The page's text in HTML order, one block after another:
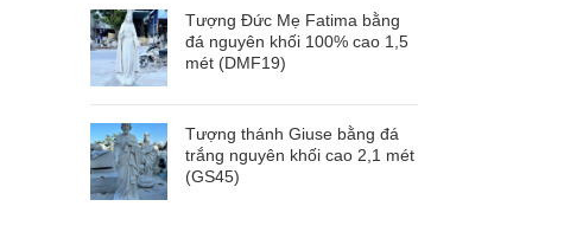
Tượng Đức Mẹ Fatima bằng
đá nguyên khối 100% cao 1,5
mét (DMF19)
Tượng thánh Giuse bằng đá
trắng nguyên khối cao 2,1 mét
(GS45)